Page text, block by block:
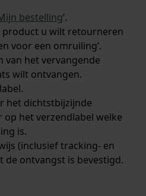
bestelling’.
product u wilt retourneren
voor een omruiling’.
van het vervangende
wilt ontvangen.
het dichtstbijzijnde
het verzendlabel welke
is.
(inclusief tracking- en
de ontvangst is bevestigd.